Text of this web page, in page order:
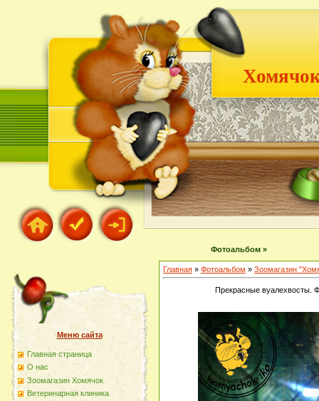
Фотоальбом »
Меню сайта
Главная страница
О наc
Зоомагазин Хомячок
Ветеринарная клиника
Главная » Фотоальбом » Зоомагазин
Прекрасные вуалехвосты.